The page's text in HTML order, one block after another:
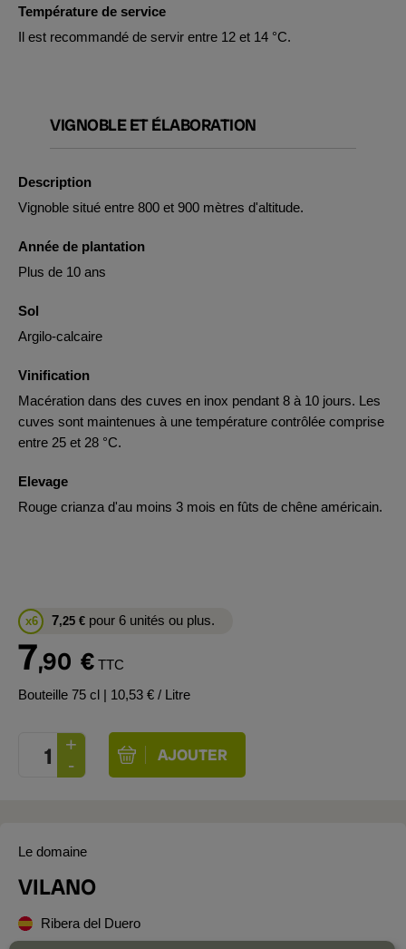
Température de service
Il est recommandé de servir entre 12 et 14 °C.
VIGNOBLE ET ÉLABORATION
Description
Vignoble situé entre 800 et 900 mètres d'altitude.
Année de plantation
Plus de 10 ans
Sol
Argilo-calcaire
Vinification
Macération dans des cuves en inox pendant 8 à 10 jours. Les
cuves sont maintenues à une température contrôlée comprise
entre 25 et 28 °C.
Elevage
Rouge crianza d'au moins 3 mois en fûts de chêne américain.
x6 7,25 € pour 6 unités ou plus.
7,90 € TTC
Bouteille 75 cl | 10,53 € / Litre
Le domaine
VILANO
Ribera del Duero